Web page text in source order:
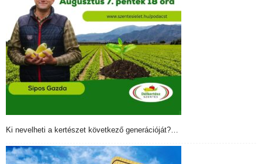
Ki nevelheti a kertészet következő generációját?…